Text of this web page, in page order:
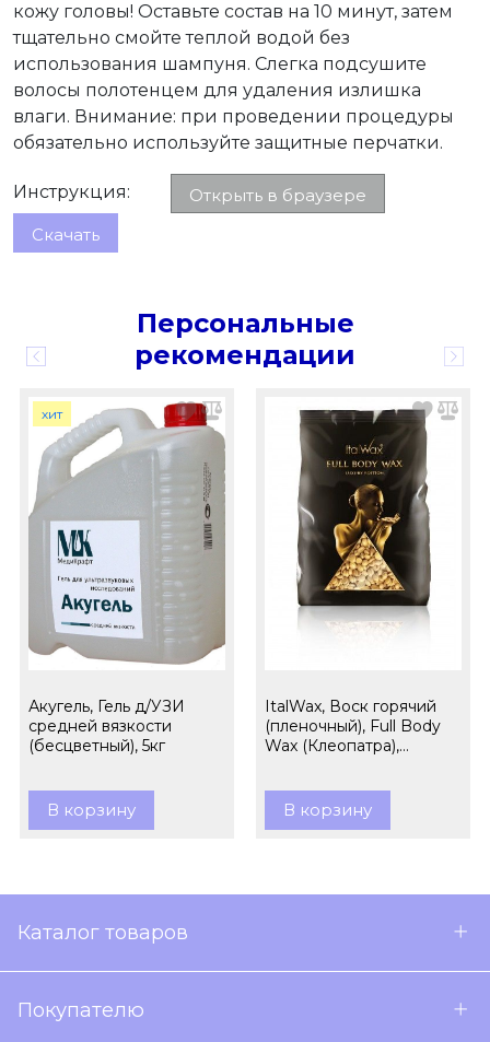
кожу головы! Оставьте состав на 10 минут, затем
тщательно смойте теплой водой без
использования шампуня. Слегка подсушите
волосы полотенцем для удаления излишка
влаги. Внимание: при проведении процедуры
обязательно используйте защитные перчатки.
Инструкция:
Открыть в браузере
Скачать
Персональные
рекомендации
хит
Акугель, Гель д/УЗИ
средней вязкости
(бесцветный), 5кг
В корзину
ItalWax, Воск горячий
(пленочный), Full Body
Wax (Клеопатра),
В корзину
Каталог товаров
Покупателю